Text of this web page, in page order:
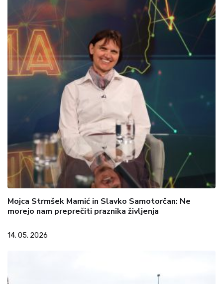
Mojca Strmšek Mamić in Slavko Samotorčan: Ne
morejo nam preprečiti praznika življenja
14. 05. 2026